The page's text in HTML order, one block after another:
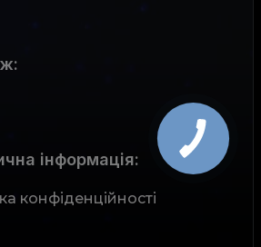
:
інформація:
конфіденційності